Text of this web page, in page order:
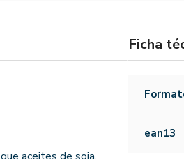
Ficha
ean13